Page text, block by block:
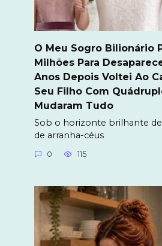
O Meu Sogro Bilionário
Milhões Para
Anos Depois Voltei Ao
Seu Filho Com
Mudaram Tudo
Sob o horizonte brilhante
de arranha-céus
0 115